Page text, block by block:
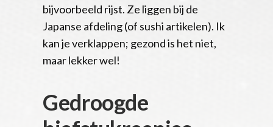
bijvoorbeeld rijst. Ze liggen bij de
Japanse afdeling (of sushi artikelen). Ik
kan je verklappen; gezond is het niet,
maar lekker wel!
Gedroogde